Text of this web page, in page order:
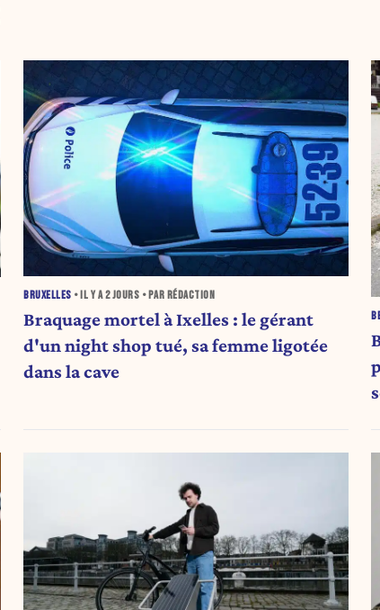
BRUXELLES • IL Y A2 JOURS • PAR RÉDACTION
Braquage mortel à Ixelles : le gérant
d'un night shop tué, sa femme ligotée
dans la cave